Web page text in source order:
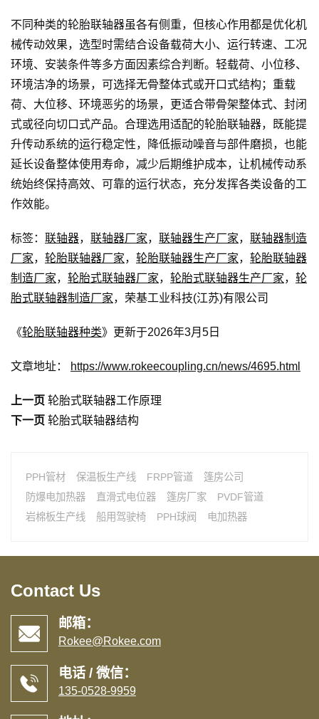
不同种类的轮胎联轴器虽各有侧重，但核心作用都是优化机
械传动效果，选型时需结合设备载荷大小、运行转速、工况
环境、安装条件等多方面因素综合判断。轻载荷、小位移、
环境洁净的场景，可选择无骨整体式或开口式结构；重载
荷、大位移、环境恶劣的场景，更适合带骨架整体式、封闭
式或径向切口式产品。合理选用适配的轮胎联轴器，既能提
升传动系统的运行稳定性，降低振动噪音与部件磨损，也能
延长设备整体使用寿命，减少后期维护成本，让机械传动系
统始终保持高效、可靠的运行状态，充分发挥各类设备的工
作效能。
标签： 联轴器， 联轴器厂家， 联轴器生产厂家， 联轴器制造
厂家， 轮胎联轴器厂家， 轮胎联轴器生产厂家， 轮胎联轴器
制造厂家， 轮胎式联轴器厂家， 轮胎式联轴器生产厂家， 轮
胎式联轴器制造厂家，荣基工业科技(江苏)有限公司
《轮胎联轴器种类》更新于2026年3月5日
文章地址： https://www.rokeecoupling.cn/news/4695.html
上一页 轮胎式联轴器工作原理
下一页 轮胎式联轴器结构
PPH管材 保温板生产线 FRPP管道
篷房公司
防爆电加热器
直滑式电位器 篷房厂家
PVDF管道
岩棉板生产线
船用驾驶椅 PPH球阀 电加热器
Contact Us
邮箱：
Rokee@Rokee.com
电话 / 微信：
135-0528-9959